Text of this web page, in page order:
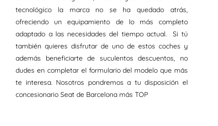
tecnológico la marca no se ha quedado atrás,
ofreciendo un equipamiento de lo más completo
adaptado a las necesidades del tiempo actual. Si tú
también quieres disfrutar de uno de estos coches y
además beneficiarte de suculentos descuentos, no
dudes en completar el formulario del modelo que más
te interesa. Nosotros pondremos a tu disposición el
concesionario Seat de Barcelona más TOP